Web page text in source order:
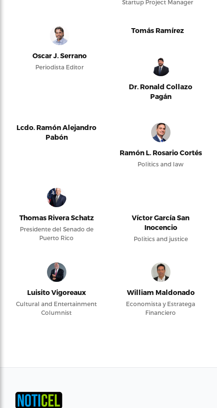
Startup Project Manager
Oscar J. Serrano
Periodista Editor
Tomás Ramírez
Dr. Ronald Collazo
Pagán
Lcdo. Ramón Alejandro
Pabón
Ramón L. Rosario Cortés
Politics and law
Thomas Rivera Schatz
Presidente del Senado de
Puerto Rico
Víctor García San
Inocencio
Politics and justice
Luisito Vigoreaux
Cultural and Entertainment
Columnist
William Maldonado
Economista y Estratega
Financiero